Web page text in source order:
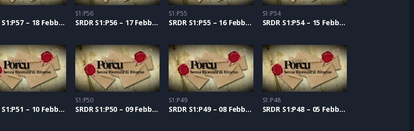
SRDR S1:P57 – 18 Febbraio 2021
S1:P56
SRDR S1:P56 – 17 Febbraio 2021
S1:P55
SRDR S1:P55 – 16 Febbraio 2021
S1:P54
SRDR S1:P54 – 15 Febbraio 2021
SRDR S1:P51 – 10 Febbraio 2021
S1:P50
SRDR S1:P50 – 09 Febbraio 2021
S1:P49
SRDR S1:P49 – 08 Febbraio 2021
S1:P48
SRDR S1:P48 – 05 Febbraio 2021